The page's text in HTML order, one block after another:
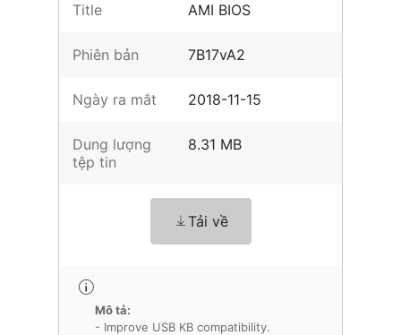
Title AMI BIOS
Phiên bản 7B17vA2
Ngày ra mắt 2018-11-15
Dung lượng
tệp tin
8.31 MB
Tải về
Mô tả:
- Improve USB KB compatibility.